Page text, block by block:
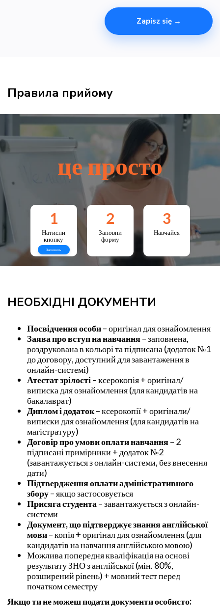
Zapisz się →
Правила прийому
це просто
1
Натисни
кнопку
Запишись
2
Заповни
форму
3
Навчайся
НЕОБХІДНІ ДОКУМЕНТИ
Посвідчення особи– оригінал для ознайомлення
Заява про вступ на навчання– заповнена,
роздрукована в кольорі та підписана (додаток №1
до договору, доступний для завантаження в
онлайн-системі)
Атестат зрілості – ксерокопія + оригінал/
виписка для ознайомлення (для кандидатів на
бакалаврат)
Диплом і додаток– ксерокопії + оригінали/
виписки для ознайомлення (для кандидатів на
магістратуру)
Договір про умови оплати навчання– 2
підписані примірники + додаток №2
(завантажується з онлайн-системи, без внесення
дати)
Підтвердження оплати адміністративного
збору– якщо застосовується
Присяга студента – завантажується з онлайн-
системи
Документ, що підтверджує знання англійської
мови– копія + оригінал для ознайомлення (для
кандидатів на навчання англійською мовою)
Можлива попередня кваліфікація на основі
результату ЗНО з англійської (мін. 80%,
розширений рівень) + мовний тест перед
початком семестру
Якщо ти не можеш подати документи особисто: